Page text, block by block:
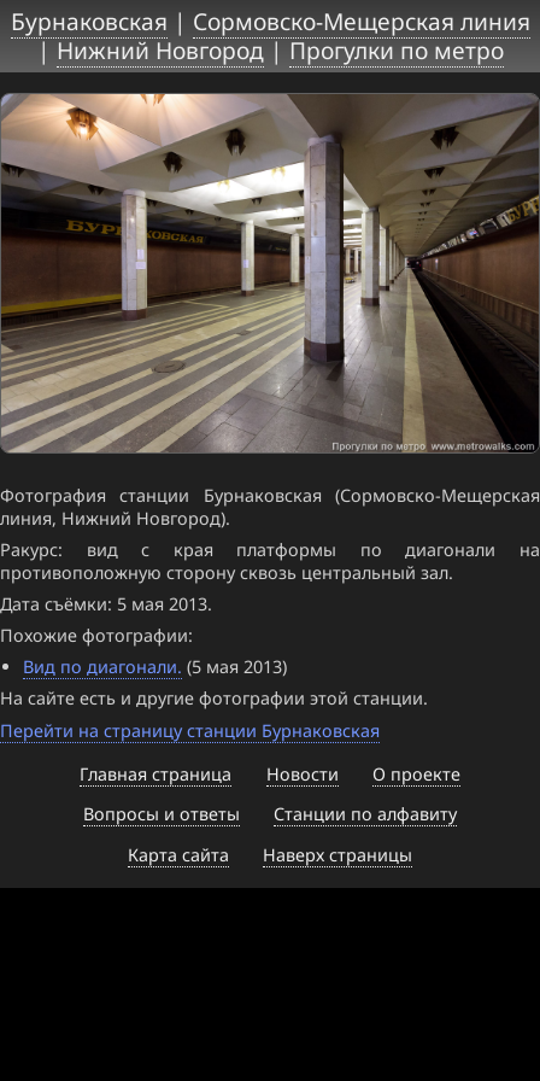
Бурнаковская | Сормовско-Мещерская линия
|Нижний Новгород|Прогулки по метро
Фотография станции Бурнаковская (Сормовско-Мещерская
линия, Нижний Новгород).
Ракурс: вид с края платформы по диагонали на
противоположную сторону сквозь центральный зал.
Дата съёмки: 5 мая 2013.
Похожие фотографии:
Вид по диагонали. (5 мая 2013)
На сайте есть и другие фотографии этой станции.
Перейти на страницу станции Бурнаковская
Главная страница
Новости
О проекте
Вопросы и ответы
Станции по алфавиту
Карта сайта
Наверх страницы